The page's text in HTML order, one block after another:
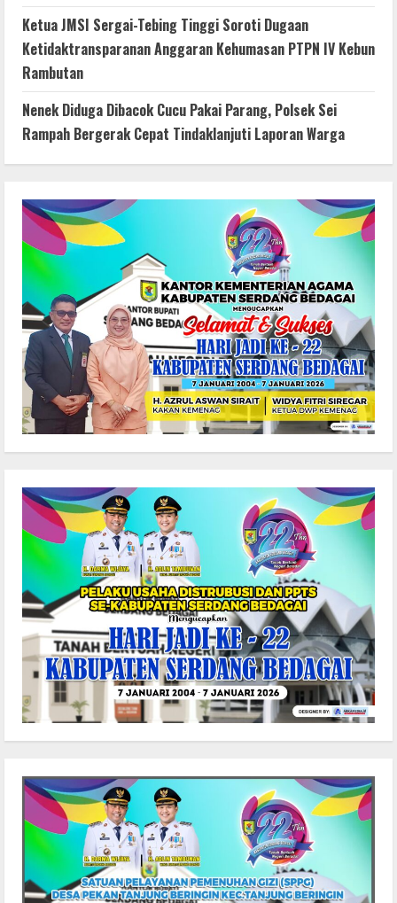
Ketua JMSI Sergai-Tebing Tinggi Soroti Dugaan
Ketidaktransparanan Anggaran Kehumasan PTPN IV Kebun
Rambutan
Nenek Diduga Dibacok Cucu Pakai Parang, Polsek Sei
Rampah Bergerak Cepat Tindaklanjuti Laporan Warga